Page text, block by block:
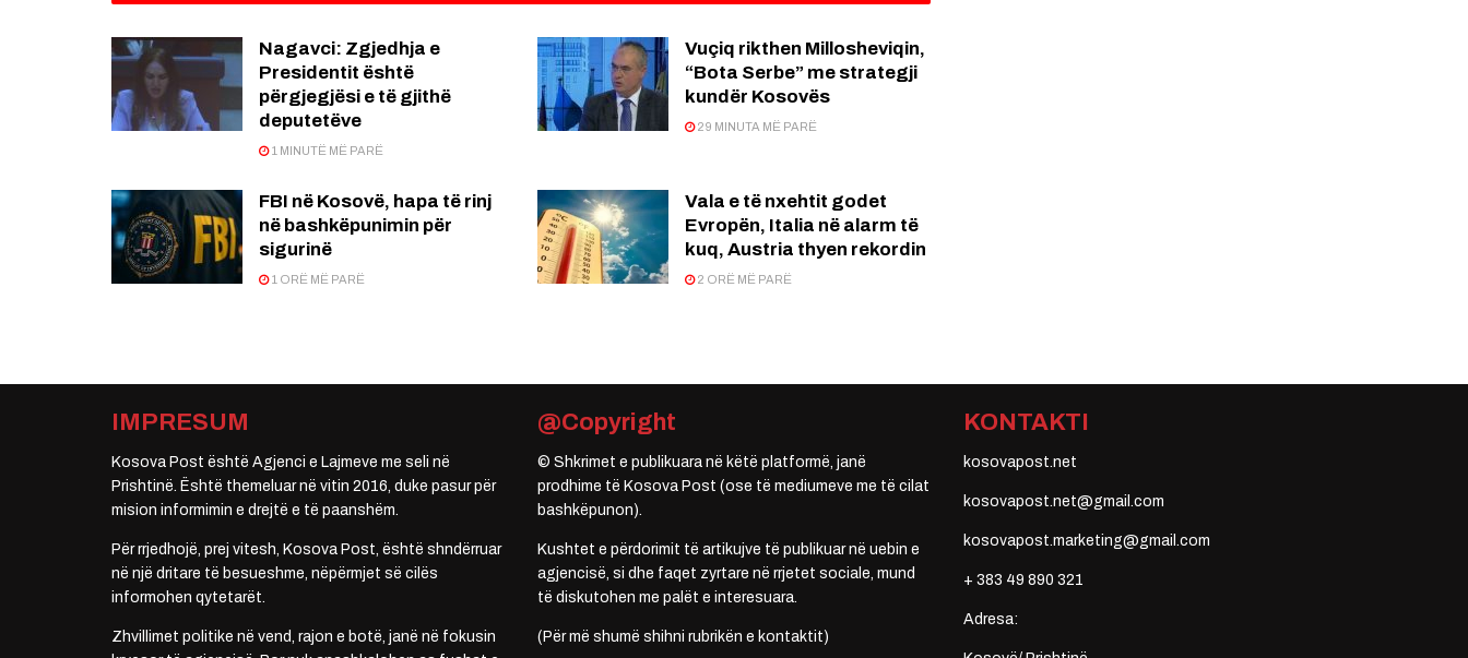
Nagavci: Zgjedhja e
Presidentit është
përgjegjësi e të gjithë
deputetëve
1 MINUTË MË PARË
Vuçiq rikthen Millosheviqin,
“Bota Serbe” me strategji
kundër Kosovës
29 MINUTA MË PARË
FBI në Kosovë, hapa të rinj
në bashkëpunimin për
sigurinë
1 ORË MË PARË
Vala e të nxehtit godet
Evropën, Italia në alarm të
kuq, Austria thyen rekordin
2 ORË MË PARË
IMPRESUM
Kosova Post është Agjenci e Lajmeve me seli në
Prishtinë. Është themeluar në vitin 2016, duke pasur për
mision informimin e drejtë e të paanshëm.
Për rrjedhojë, prej vitesh, Kosova Post, është shndërruar
në një dritare të besueshme, nëpërmjet së cilës
informohen qytetarët.
Zhvillimet politike në vend, rajon e botë, janë në fokusin
@Copyright
© Shkrimet e publikuara në këtë platformë, janë
prodhime të Kosova Post (ose të mediumeve me të cilat
bashkëpunon).
Kushtet e përdorimit të artikujve të publikuar në uebin e
agjencisë, si dhe faqet zyrtare në rrjetet sociale, mund
të diskutohen me palët e interesuara.
(Për më shumë shihni rubrikën e kontaktit)
KONTAKTI
kosovapost.net
kosovapost.net@gmail.com
kosovapost.marketing@gmail.com
+ 383 49 890 321
Adresa: